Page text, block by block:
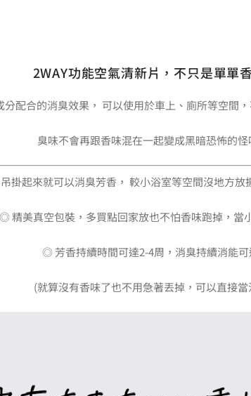
2WAY功能空氣清新片，不只是單單
配合的消臭效果， 可以使用於車上、廁所等空間
臭味不會再跟香味混在一起變成黑暗恐怖的怪
掛起來就可以消臭芳香， 較小浴室等空間沒地方放
◎ 精美真空包裝，多買點回家放也不怕香味跑掉，當
◎ 芳香持續時間可達2-4周，消臭持續消能可
(就算沒有香味了也不用急著丟掉，可以直接當